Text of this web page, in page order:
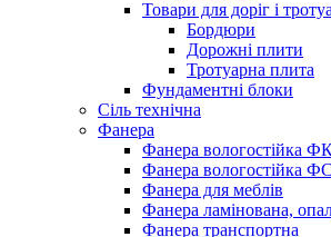
Товари для доріг і
Бордюри
Дорожні плити
Тротуарна плита
Фундаментні блоки
Сіль технічна
Фанера
Фанера вологостійка
Фанера вологостійка
Фанера для меблів
Фанера ламінована,
Фанера транспортна